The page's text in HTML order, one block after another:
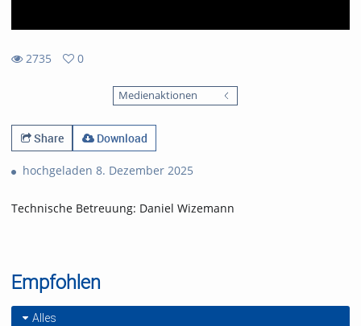
2735
0
Medienaktionen
Share Download
hochgeladen 8. Dezember 2025
Technische Betreuung: Daniel Wizemann
Empfohlen
Alles